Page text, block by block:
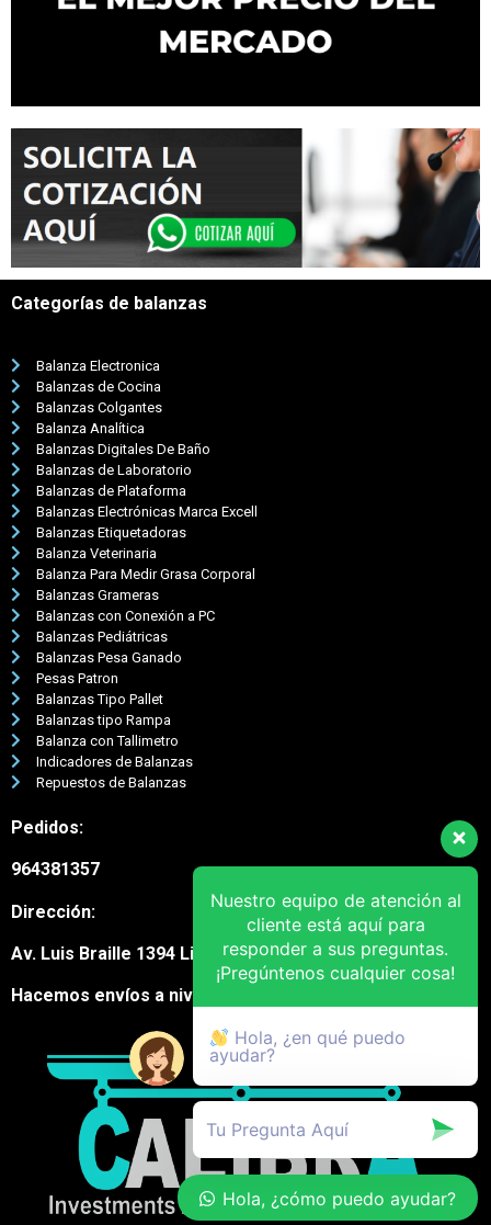
Categorías de balanzas
Balanza Electronica
Balanzas de Cocina
Balanzas Colgantes
Balanza Analítica
Balanzas Digitales De Baño
Balanzas de Laboratorio
Balanzas de Plataforma
Balanzas Electrónicas Marca Excell
Balanzas Etiquetadoras
Balanza Veterinaria
Balanza Para Medir Grasa Corporal
Balanzas Grameras
Balanzas con Conexión a PC
Balanzas Pediátricas
Balanzas Pesa Ganado
Pesas Patron
Balanzas Tipo Pallet
Balanzas tipo Rampa
Balanza con Tallimetro
Indicadores de Balanzas
Repuestos de Balanzas
Pedidos:
964381357
Dirección:
Av. Luis Braille 1394 Lima Cercado
Hacemos envíos a nivel nacional
Nuestro equipo de atención al
cliente está aquí para
responder a sus preguntas.
¡Pregúntenos cualquier cosa!
Hola, ¿en qué puedo
ayudar?
Hola, ¿cómo puedo ayudar?